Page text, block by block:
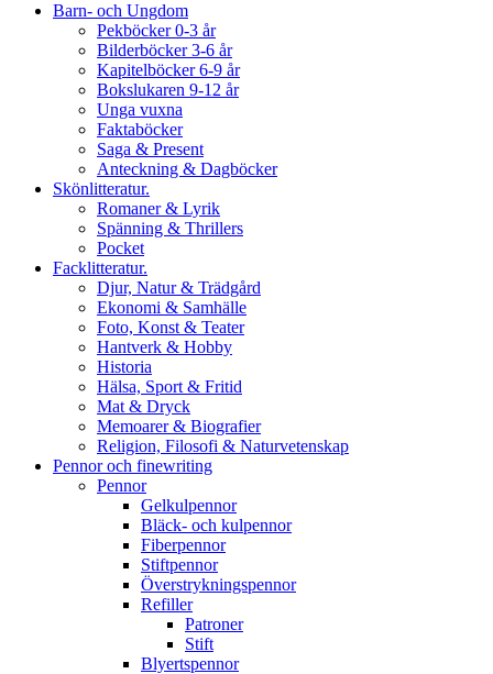
Barn- och Ungdom
Pekböcker 0-3 år
Bilderböcker 3-6 år
Kapitelböcker 6-9 år
Bokslukaren 9-12 år
Unga vuxna
Faktaböcker
Saga & Present
Anteckning & Dagböcker
Skönlitteratur.
Romaner & Lyrik
Spänning & Thrillers
Pocket
Facklitteratur.
Djur, Natur & Trädgård
Ekonomi & Samhälle
Foto, Konst & Teater
Hantverk & Hobby
Historia
Hälsa, Sport & Fritid
Mat & Dryck
Memoarer & Biografier
Religion, Filosofi & Naturvetenskap
Pennor och finewriting
Pennor
Gelkulpennor
Bläck- och kulpennor
Fiberpennor
Stiftpennor
Överstrykningspennor
Refiller
Patroner
Stift
Blyertspennor